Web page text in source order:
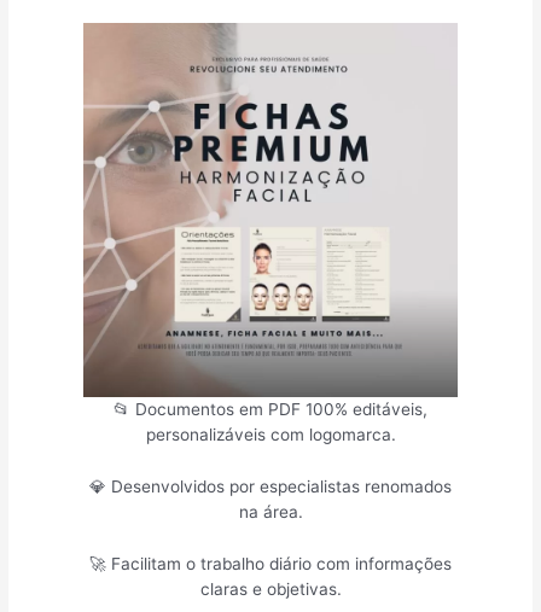
📂 Documentos em PDF 100% editáveis,
personalizáveis com logomarca.
💎 Desenvolvidos por especialistas renomados
na área.
🚀 Facilitam o trabalho diário com informações
claras e objetivas.